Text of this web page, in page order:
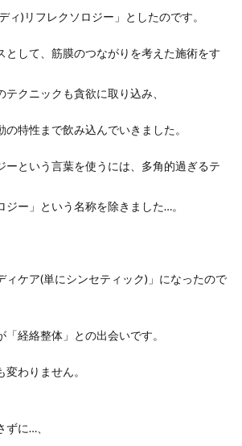
ィ)リフレクソロジー」としたのです。
として、筋膜のつながりを考えた施術をす
クニックも貪欲に取り込み、
特性まで飲み込んでいきました。
ーという言葉を使うには、多角的過ぎるテ
ジー」という名称を除きました…。
ィケア(単にシンセティック)」になったので
経絡整体」との出会いです。
わりません。
ずに…、